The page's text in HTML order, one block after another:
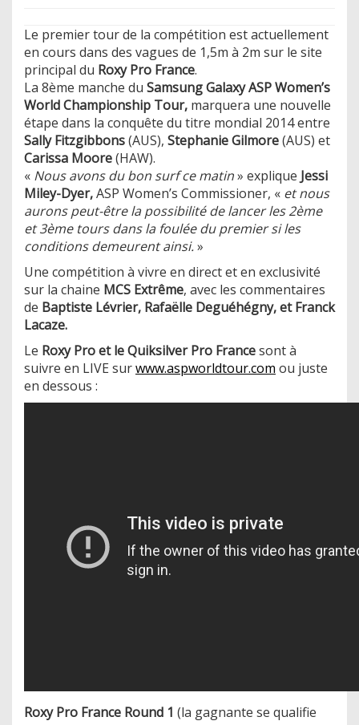
Le premier tour de la compétition est actuellement
en cours dans des vagues de 1,5m à 2m sur le site
principal du Roxy Pro France.
La 8ème manche du Samsung Galaxy ASP Women’s
World Championship Tour, marquera une nouvelle
étape dans la conquête du titre mondial 2014 entre
Sally Fitzgibbons(AUS), Stephanie Gilmore(AUS) et
Carissa Moore(HAW).
« Nous avons du bon surf ce matin» explique Jessi
Miley-Dyer,ASP Women’s Commissioner, « et nous
aurons peut-être la possibilité de lancer les 2ème
et 3ème tours dans la foulée du premier si les
conditions demeurent ainsi.»
Une compétition à vivre en direct et en exclusivité
sur la chaine MCS Extrême, avec les commentaires
de Baptiste Lévrier, Rafaëlle Deguéhégny, et Franck
Lacaze.
Le Roxy Pro et le Quiksilver Pro Francesont à
suivre en LIVE surwww.aspworldtour.com ou juste
en dessous :
Roxy Pro France Round 1 (la gagnante se qualifie